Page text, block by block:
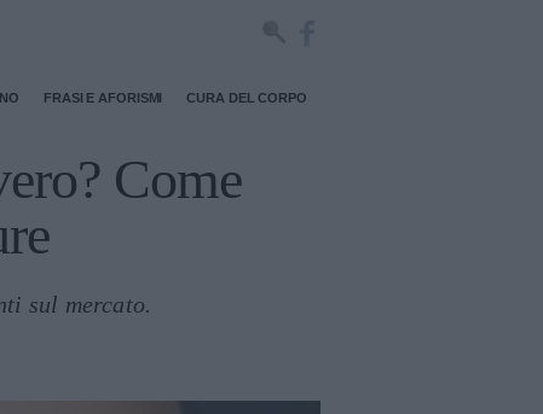
FRASI E AFORISMI CURA DEL CORPO
Come
sul mercato.